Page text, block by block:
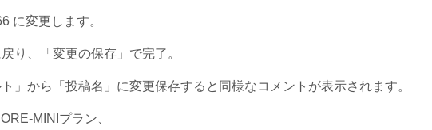
に変更します。
り、「変更の保存」で完了。
」から「投稿名」に変更保存すると同様なコメントが表示されます。
MINIプラン、